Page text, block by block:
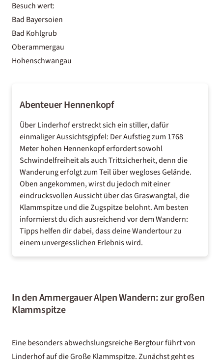
Besuch wert:
Bad Bayersoien
Bad Kohlgrub
Oberammergau
Hohenschwangau
Abenteuer Hennenkopf
Über Linderhof erstreckt sich ein stiller, dafür
einmaliger Aussichtsgipfel: Der Aufstieg zum 1768
Meter hohen Hennenkopf erfordert sowohl
Schwindelfreiheit als auch Trittsicherheit, denn die
Wanderung erfolgt zum Teil über wegloses Gelände.
Oben angekommen, wirst du jedoch mit einer
eindrucksvollen Aussicht über das Graswangtal, die
Klammspitze und die Zugspitze belohnt. Am besten
informierst du dich ausreichend vor demWandern:
Tippshelfen dir dabei, dass deine Wandertour zu
einem unvergesslichen Erlebnis wird.
In den Ammergauer Alpen Wandern: zur großen
Klammspitze
Eine besonders abwechslungsreiche Bergtour führt von
Linderhof auf die Große Klammspitze. Zunächst geht es